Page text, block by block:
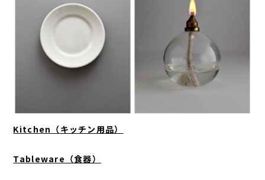
Kitchen（キッチン用品）
Tableware（食器）